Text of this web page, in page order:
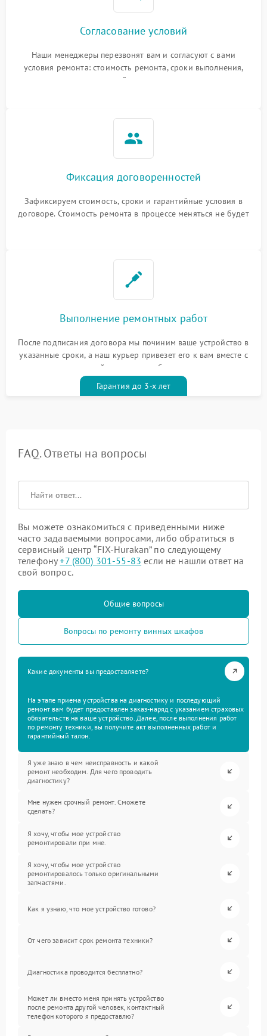
Согласование условий
Наши менеджеры перезвонят вам и согласуют с вами
условия ремонта: стоимость ремонта, сроки выполнения,
гарантийные условия
Фиксация договоренностей
Зафиксируем стоимость, сроки и гарантийные условия в
договоре. Стоимость ремонта в процессе меняться не будет
Выполнение ремонтных работ
После подписания договора мы починим ваше устройство в
указанные сроки, а наш курьер привезет его к вам вместе с
гарантийным талоном бесплатно
Гарантия до 3-х лет
FAQ. Ответы на вопросы
Вы можете ознакомиться с приведенными ниже
часто задаваемыми вопросами, либо обратиться в
сервисный центр “FIX-Hurakan” по следующему
телефону+7 (800) 301-55-83 если не нашли ответ на
свой вопрос.
Общие вопросы
Вопросы по ремонту винных шкафов
Какие документы вы предоставляете?
На этапе приема устройства на диагностику и последующий
ремонт вам будет предоставлен заказ-наряд с указанием страховых
обязательств на ваше устройство. Далее, после выполнения работ
по ремонту техники, вы получите акт выполненных работ и
гарантийный талон.
Я уже знаю в чем неисправность и какой
ремонт необходим. Для чего проводить
диагностику?
Мне нужен срочный ремонт. Сможете
сделать?
Я хочу, чтобы мое устройство
ремонтировали при мне.
Я хочу, чтобы мое устройство
ремонтировалось только оригинальными
запчастями.
Как я узнаю, что мое устройство готово?
От чего зависит срок ремонта техники?
Диагностика проводится бесплатно?
Может ли вместо меня принять устройство
после ремонта другой человек, контактный
телефон которого я предоставлю?